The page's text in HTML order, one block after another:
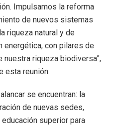
Impulsamos la reforma
de nuevos sistemas
riqueza natural y de
energética, con pilares de
riqueza biodiversa”,
esta reunión.
se encuentran: la
de nuevas sedes,
superior para